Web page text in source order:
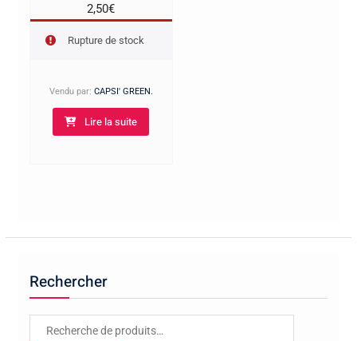
2,50€
Rupture de stock
Vendu par: CAPSI' GREEN.
Lire la suite
Rechercher
Recherche